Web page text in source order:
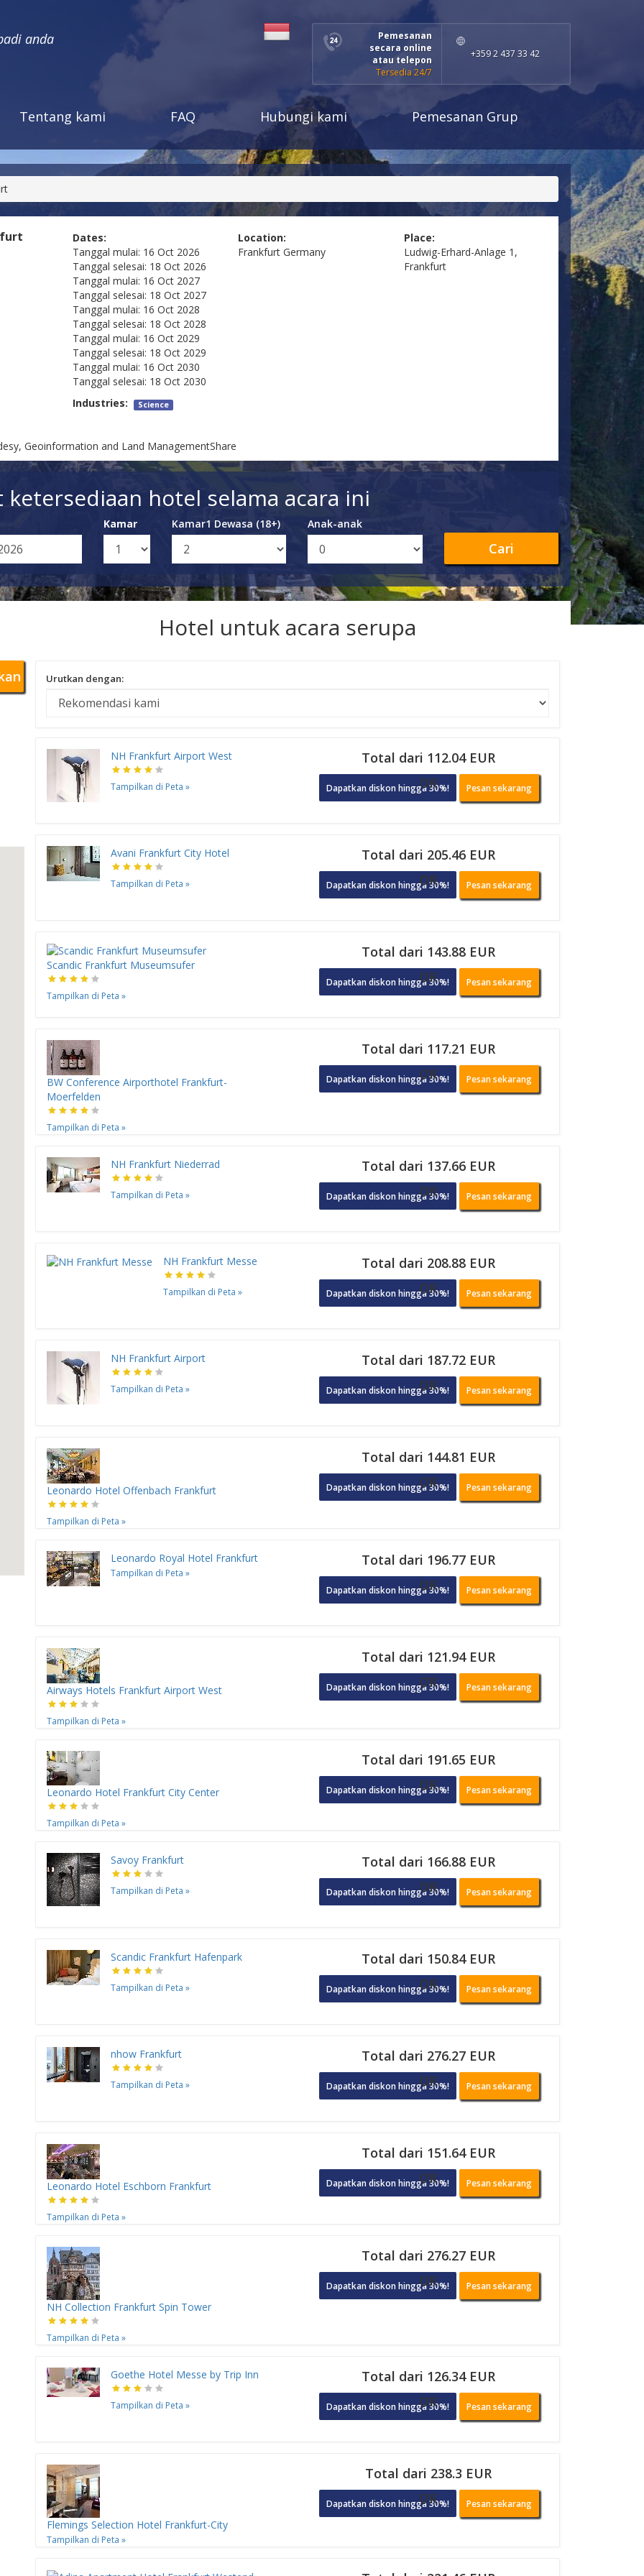
anda
Pemesanan
secara online
atau telepon
Tersedia 24/7
+359 2 437 33 42
Tentang kami FAQ Hubungi kami Pemesanan Grup
Dates:
Tanggal mulai: 16 Oct 2026
Tanggal selesai: 18 Oct 2026
Tanggal mulai: 16 Oct 2027
Tanggal selesai: 18 Oct 2027
Tanggal mulai: 16 Oct 2028
Tanggal selesai: 18 Oct 2028
Tanggal mulai: 16 Oct 2029
Tanggal selesai: 18 Oct 2029
Tanggal mulai: 16 Oct 2030
Tanggal selesai: 18 Oct 2030
Location:
Frankfurt Germany
Place:
Ludwig-Erhard-Anlage 1,
Frankfurt
Industries: Science
Geoinformation and Land ManagementShare
ketersediaan hotel selama acara ini
Kamar Kamar1 Dewasa (18+) Anak-anak
Cari
Hotel untuk acara serupa
H
Urutkan dengan:
NH Frankfurt Airport West
Tampilkan di Peta »
Total dari 112.04 EUR
Dapatkan diskon hingga 30%!
OR Pesan sekarang
Avani Frankfurt City Hotel
Tampilkan di Peta »
Total dari 205.46 EUR
Dapatkan diskon hingga 30%!
OR Pesan sekarang
Scandic Frankfurt Museumsufer
Tampilkan di Peta »
Total dari 143.88 EUR
Dapatkan diskon hingga 30%!
OR Pesan sekarang
BW Conference Airporthotel Frankfurt-
Moerfelden
Tampilkan di Peta »
Total dari 117.21 EUR
Dapatkan diskon hingga 30%!
OR Pesan sekarang
NH Frankfurt Niederrad
Tampilkan di Peta »
Total dari 137.66 EUR
Dapatkan diskon hingga 30%!
OR Pesan sekarang
NH Frankfurt Messe
Tampilkan di Peta »
Total dari 208.88 EUR
Dapatkan diskon hingga 30%!
OR Pesan sekarang
NH Frankfurt Airport
Tampilkan di Peta »
Total dari 187.72 EUR
Dapatkan diskon hingga 30%!
OR Pesan sekarang
Leonardo Hotel Offenbach Frankfurt
Tampilkan di Peta »
Total dari 144.81 EUR
Dapatkan diskon hingga 30%!
OR Pesan sekarang
Leonardo Royal Hotel Frankfurt
Tampilkan di Peta »
Total dari 196.77 EUR
Dapatkan diskon hingga 30%!
OR Pesan sekarang
Airways Hotels Frankfurt Airport West
Tampilkan di Peta »
Total dari 121.94 EUR
Dapatkan diskon hingga 30%!
OR Pesan sekarang
Leonardo Hotel Frankfurt City Center
Tampilkan di Peta »
Total dari 191.65 EUR
Dapatkan diskon hingga 30%!
OR Pesan sekarang
Savoy Frankfurt
Tampilkan di Peta »
Total dari 166.88 EUR
Dapatkan diskon hingga 30%!
OR Pesan sekarang
Scandic Frankfurt Hafenpark
Tampilkan di Peta »
Total dari 150.84 EUR
Dapatkan diskon hingga 30%!
OR Pesan sekarang
nhow Frankfurt
Tampilkan di Peta »
Total dari 276.27 EUR
Dapatkan diskon hingga 30%!
OR Pesan sekarang
Leonardo Hotel Eschborn Frankfurt
Tampilkan di Peta »
Total dari 151.64 EUR
Dapatkan diskon hingga 30%!
OR Pesan sekarang
NH Collection Frankfurt Spin Tower
Tampilkan di Peta »
Total dari 276.27 EUR
Dapatkan diskon hingga 30%!
OR Pesan sekarang
Goethe Hotel Messe by Trip Inn
Tampilkan di Peta »
Total dari 126.34 EUR
Dapatkan diskon hingga 30%!
OR Pesan sekarang
Flemings Selection Hotel Frankfurt-City
Tampilkan di Peta »
Total dari 238.3 EUR
Dapatkan diskon hingga 30%!
OR Pesan sekarang